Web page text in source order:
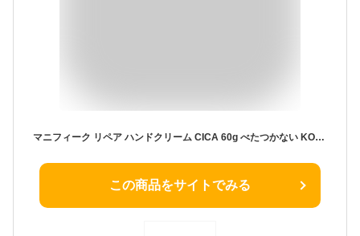
マニフィーク リペア ハンドクリーム CICA 60g べたつかない KOSE コーセー
この商品をサイトでみる